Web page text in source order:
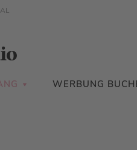
WERBUNG